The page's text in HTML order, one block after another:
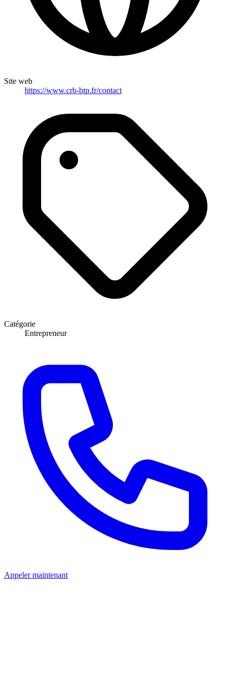
Site web
https://www.crb-btp.fr/contact
Catégorie
Entrepreneur
Appeler maintenant